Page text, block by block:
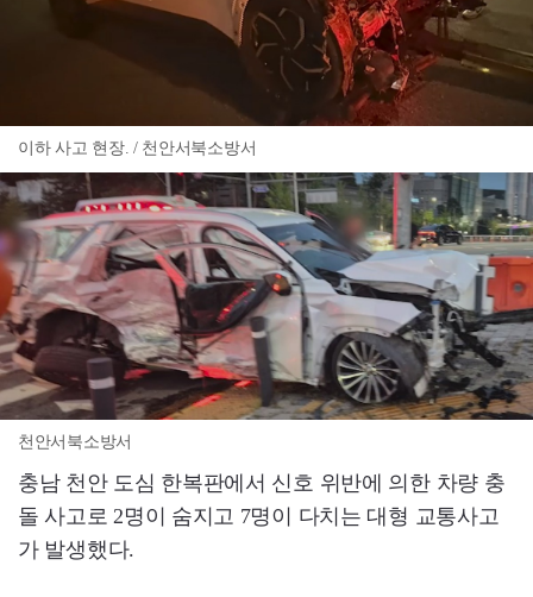
이하 사고 현장. / 천안서북소방서
천안서북소방서
충남 천안 도심 한복판에서 신호 위반에 의한 차량 충
돌 사고로 2명이 숨지고 7명이 다치는 대형 교통사고
가 발생했다.